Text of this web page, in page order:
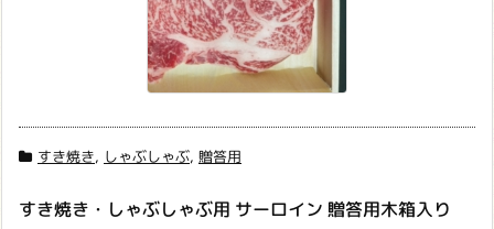
すき焼き, しゃぶしゃぶ, 贈答用
すき焼き・しゃぶしゃぶ用 サーロイン 贈答用木箱入り